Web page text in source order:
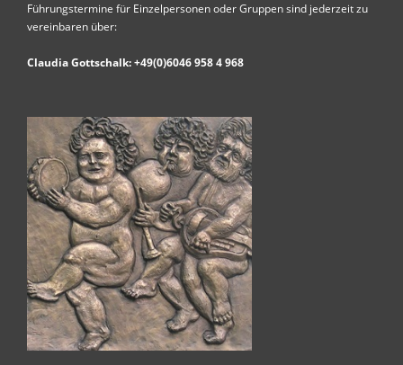
Führungstermine für Einzelpersonen oder Gruppen sind jederzeit zu
vereinbaren über:
Claudia Gottschalk: +49(0)6046 958 4 968